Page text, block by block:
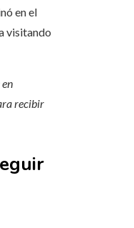
en el
visitando
recibir